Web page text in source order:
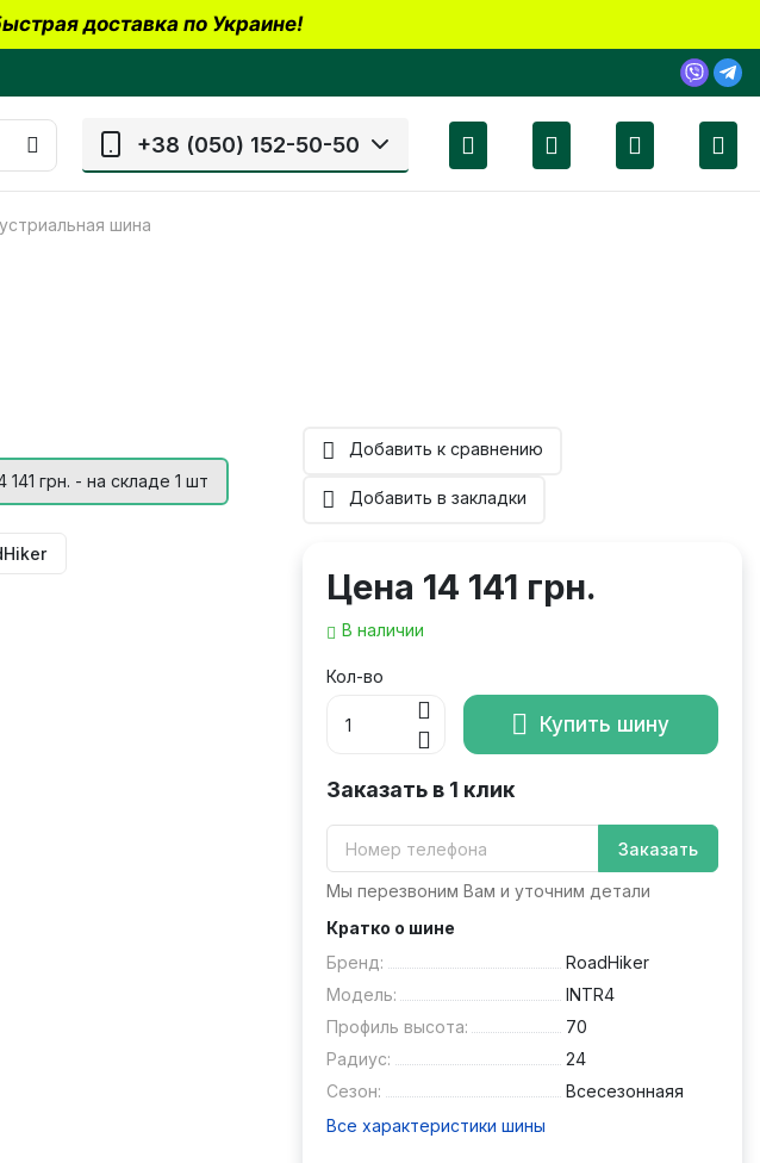
доставка по Украине!
+38 (050) 152-50-50
шина
грн. - на складе 1 шт
Добавить к сравнению
Добавить в закладки
Цена 14 141 грн.
В наличии
Кол-во
Купить шину
Заказать в 1 клик
Заказать
Мы перезвоним Вам и уточним детали
Кратко о шине
Бренд:
RoadHiker
Модель:
INTR4
Профиль высота:
70
Радиус:
24
Сезон:
Всесезоннаяя
Все характеристики шины